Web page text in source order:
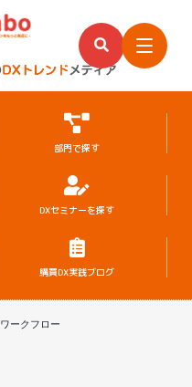
部門で探す
DXセミナーを探す
購買DX実践ブログ
ワークフロー